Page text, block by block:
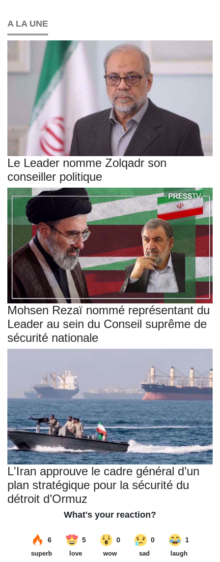
A LA UNE
Le Leader nomme Zolqadr son
conseiller politique
Mohsen Rezaï nommé représentant du
Leader au sein du Conseil suprême de
sécurité nationale
L'Iran approuve le cadre général d’un
plan stratégique pour la sécurité du
détroit d’Ormuz